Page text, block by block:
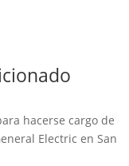
hacerse cargo de
Electric en San